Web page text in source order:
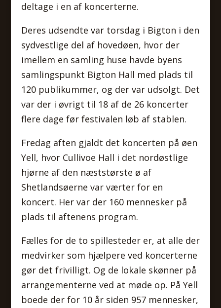
deltage i en af koncerterne.
Deres udsendte var torsdag i Bigton i den
sydvestlige del af hovedøen, hvor der
imellem en samling huse havde byens
samlingspunkt Bigton Hall med plads til
120 publikummer, og der var udsolgt. Det
var der i øvrigt til 18 af de 26 koncerter
flere dage før festivalen løb af stablen.
Fredag aften gjaldt det koncerten på øen
Yell, hvor Cullivoe Hall i det nordøstlige
hjørne af den næststørste ø af
Shetlandsøerne var værter for en
koncert. Her var der 160 mennesker på
plads til aftenens program.
Fælles for de to spillesteder er, at alle der
medvirker som hjælpere ved koncerterne
gør det frivilligt. Og de lokale skønner på
arrangementerne ved at møde op. På Yell
boede der for 10 år siden 957 mennesker,